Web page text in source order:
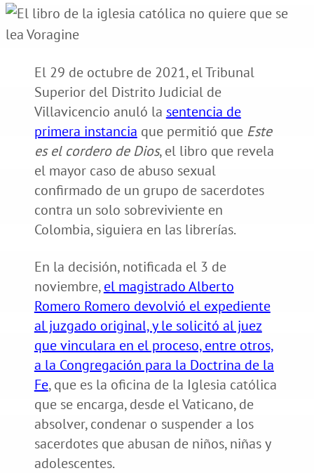
El 29 de octubre de 2021, el Tribunal
Superior del Distrito Judicial de
Villavicencio anuló la sentencia de
primera instancia que permitió que Este
es el cordero de Dios, el libro que revela
el mayor caso de abuso sexual
confirmado de un grupo de sacerdotes
contra un solo sobreviviente en
Colombia, siguiera en las librerías.
En la decisión, notificada el 3 de
noviembre,el magistrado Alberto
Romero Romero devolvió el expediente
al juzgado original, y le solicitó al juez
que vinculara en el proceso, entre otros,
a la Congregación para la Doctrina de la
Fe, que es la oficina de la Iglesia católica
que se encarga, desde el Vaticano, de
absolver, condenar o suspender a los
sacerdotes que abusan de niños, niñas y
adolescentes.